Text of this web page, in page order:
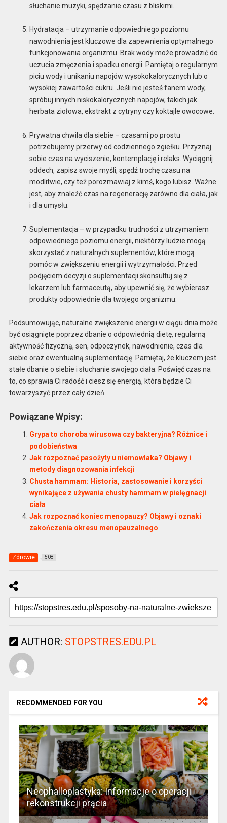
słuchanie muzyki, spędzanie czasu z bliskimi.
Hydratacja – utrzymanie odpowiedniego poziomu
nawodnienia jest kluczowe dla zapewnienia optymalnego
funkcjonowania organizmu. Brak wody może prowadzić do
uczucia zmęczenia i spadku energii. Pamiętaj o regularnym
piciu wody i unikaniu napojów wysokokalorycznych lub o
wysokiej zawartości cukru. Jeśli nie jesteś fanem wody,
spróbuj innych niskokalorycznych napojów, takich jak
herbata ziołowa, ekstrakt z cytryny czy koktajle owocowe.
Prywatna chwila dla siebie – czasami po prostu
potrzebujemy przerwy od codziennego zgiełku. Przyznaj
sobie czas na wyciszenie, kontemplację i relaks. Wyciągnij
oddech, zapisz swoje myśli, spędź trochę czasu na
modlitwie, czy też porozmawiaj z kimś, kogo lubisz. Ważne
jest, aby znaleźć czas na regenerację zarówno dla ciała, jak
i dla umysłu.
Suplementacja – w przypadku trudności z utrzymaniem
odpowiedniego poziomu energii, niektórzy ludzie mogą
skorzystać z naturalnych suplementów, które mogą
pomóc w zwiększeniu energii i wytrzymałości. Przed
podjęciem decyzji o suplementacji skonsultuj się z
lekarzem lub farmaceutą, aby upewnić się, że wybierasz
produkty odpowiednie dla twojego organizmu.
Podsumowując, naturalne zwiększenie energii w ciągu dnia może
być osiągnięte poprzez dbanie o odpowiednią dietę, regularną
aktywność fizyczną, sen, odpoczynek, nawodnienie, czas dla
siebie oraz ewentualną suplementację. Pamiętaj, że kluczem jest
stałe dbanie o siebie i słuchanie swojego ciała. Poświęć czas na
to, co sprawia Ci radość i ciesz się energią, która będzie Ci
towarzyszyć przez cały dzień.
Powiązane Wpisy:
Grypa to choroba wirusowa czy bakteryjna? Różnice i
podobieństwa
Jak rozpoznać pasożyty u niemowlaka? Objawy i
metody diagnozowania infekcji
Chusta hammam: Historia, zastosowanie i korzyści
wynikające z używania chusty hammam w pielęgnacji
ciała
Jak rozpoznać koniec menopauzy? Objawy i oznaki
zakończenia okresu menopauzalnego
Zdrowie 508
AUTHOR: STOPSTRES.EDU.PL
RECOMMENDED FOR YOU
Neophalloplastyka: Informacje o operacji
rekonstrukcji prącia